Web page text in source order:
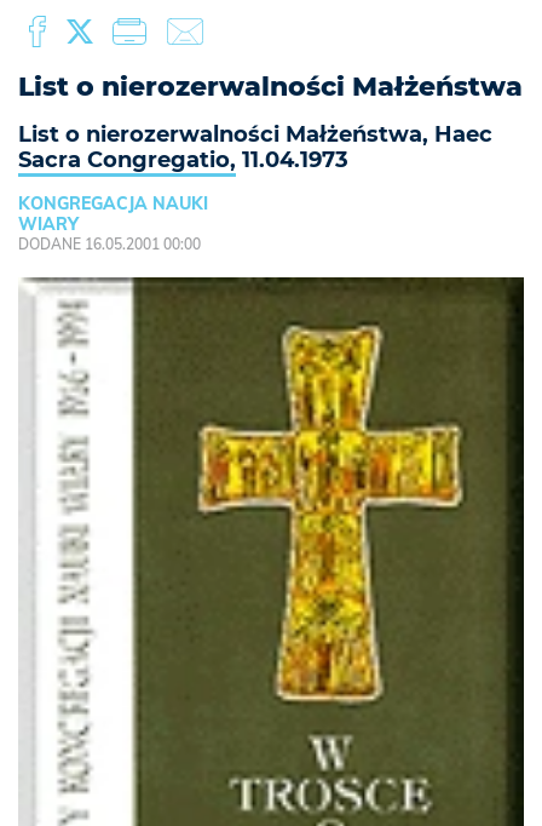
List o nierozerwalności Małżeństwa
List o nierozerwalności Małżeństwa, Haec
Sacra Congregatio, 11.04.1973
KONGREGACJA NAUKI
WIARY
DODANE 16.05.2001 00:00